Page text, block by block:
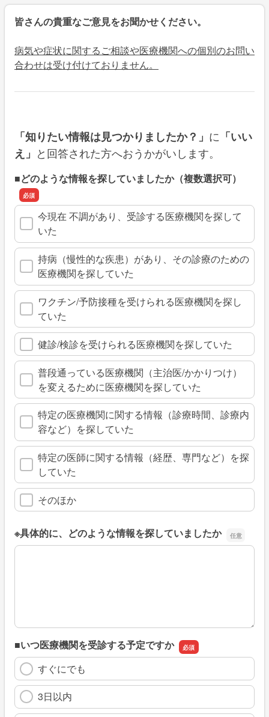
皆さんの貴重なご意見をお聞かせください。
病気や症状に関するご相談や医療機関への個別のお問い
合わせは受け付けておりません。
「知りたい情報は見つかりましたか？」 に 「いい
え」 と回答された方へおうかがいします。
■どのような情報を探していましたか（複数選択可）
今現在 不調があり、受診する医療機関を探して
いた
持病（慢性的な疾患）があり、その診療のための
医療機関を探していた
ワクチン/予防接種を受けられる医療機関を探し
ていた
健診/検診を受けられる医療機関を探していた
普段通っている医療機関（主治医/かかりつけ）
を変えるために医療機関を探していた
特定の医療機関に関する情報（診療時間、診療内
容など）を探していた
特定の医師に関する情報（経歴、専門など）を探
していた
そのほか
※具体的に、どのような情報を探していましたか
※具体的に、どのような情報を探していましたか
■いつ医療機関を受診する予定ですか
すぐにでも
3日以内